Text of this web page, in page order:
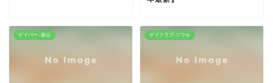
ゲイバー -釜山 ゲイクラブ-ソウル